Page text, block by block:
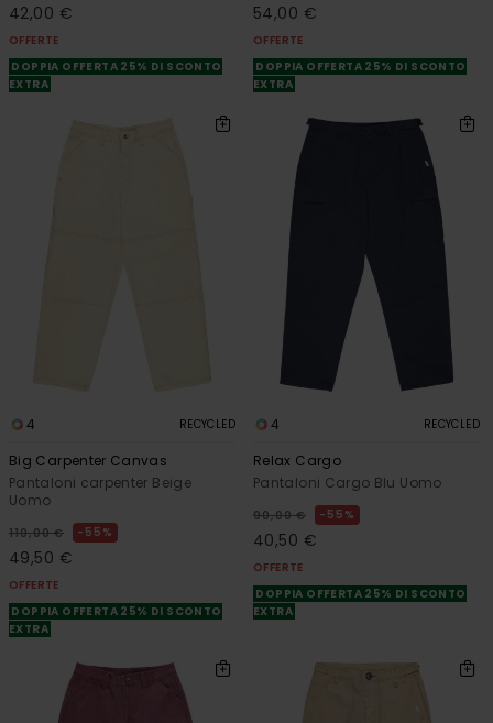
42,00 €
OFFERTE
DOPPIA OFFERTA 25% DI SCONTO
EXTRA
54,00 €
OFFERTE
DOPPIA OFFERTA 25% DI SCONTO
EXTRA
4 RECYCLED
Big Carpenter Canvas
Pantaloni carpenter Beige
Uomo
110,00 € 55%
49,50 €
OFFERTE
DOPPIA OFFERTA 25% DI SCONTO
EXTRA
4 RECYCLED
Relax Cargo
Pantaloni Cargo Blu Uomo
90,00 € 55%
40,50 €
OFFERTE
DOPPIA OFFERTA 25% DI SCONTO
EXTRA